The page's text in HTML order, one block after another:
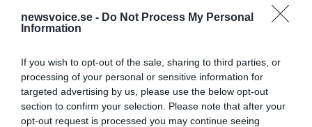
newsvoice.se - Do Not Process My Personal
Information
If you wish to opt-out of the sale, sharing to third parties, or
processing of your personal or sensitive information for
targeted advertising by us, please use the below opt-out
section to confirm your selection. Please note that after your
opt-out request is processed you may continue seeing
Feberns viktiga roll för ett
välfungerande immunsystem
ANNONSER